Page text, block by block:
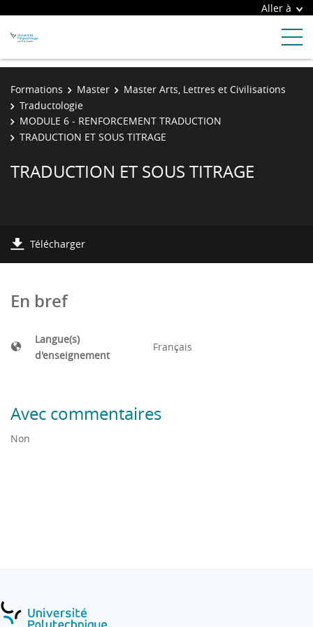
Aller à
Formations Master
Master Arts, Lettres et Civilisations
Traductologie
MODULE 6 - RENFORCEMENT TRADUCTION
TRADUCTION ET SOUS TITRAGE
TRADUCTION ET SOUS TITRAGE
Télécharger
En bref
Langue(s)
d'enseignement
Français
Avec commentaires
Non